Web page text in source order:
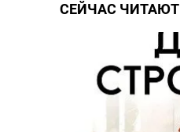
СЕЙЧАС ЧИТАЮТ